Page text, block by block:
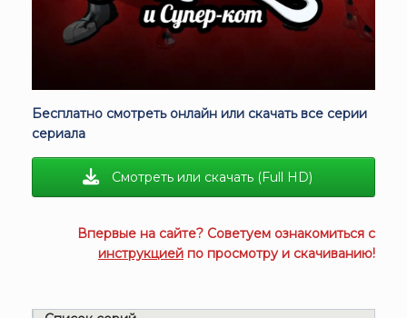
Бесплатно смотреть онлайн или скачать все серии
сериала
Смотреть или скачать (Full HD)
Впервые на сайте? Советуем ознакомиться с
инструкцией по просмотру и скачиванию!